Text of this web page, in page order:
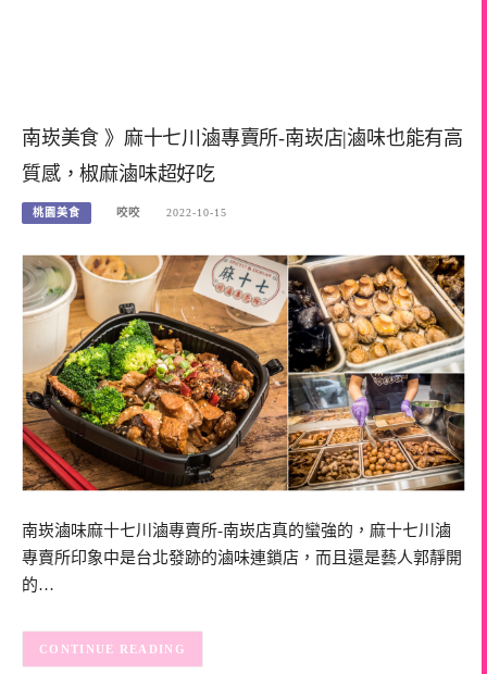
南崁美食 》麻十七川滷專賣所-南崁店|滷味也能有高
質感，椒麻滷味超好吃
桃園美食 咬咬 2022-10-15
南崁滷味麻十七川滷專賣所-南崁店真的蠻強的，麻十七川滷
專賣所印象中是台北發跡的滷味連鎖店，而且還是藝人郭靜開
的…
CONTINUE READING